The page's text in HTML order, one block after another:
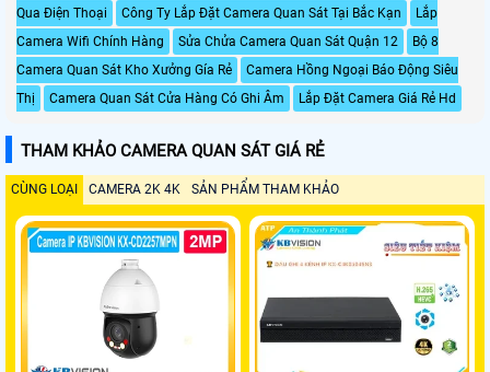
Qua Điện Thoại
Công Ty Lắp Đặt Camera Quan Sát Tại Bắc Kạn
Lắp
Camera Wifi Chính Hàng
Sửa Chửa Camera Quan Sát Quận 12
Bộ 8
Camera Quan Sát Kho Xưởng Gía Rẻ
Camera Hồng Ngoại Báo Động Siêu
Thị
Camera Quan Sát Cửa Hàng Có Ghi Âm Lắp Đặt Camera Giá Rẻ Hd
THAM KHẢO CAMERA QUAN SÁT GIÁ RẺ
CÙNG LOẠI CAMERA 2K 4K SẢN PHẨM THAM KHẢO